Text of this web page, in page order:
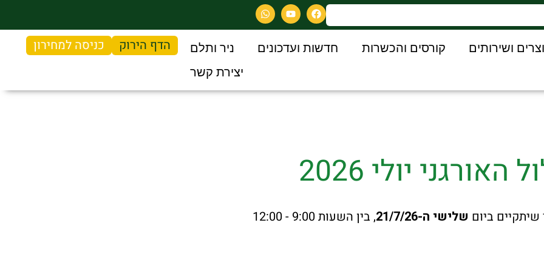
ושירותים קורסים והכשרות חדשות ועדכונים
ניר ותלם
יצירת קשר
הדף הירוק כניסה למחירון
יולי 2026
ביום שלישי ה-21/7/26 , בין השעות 9:00 - 12:00